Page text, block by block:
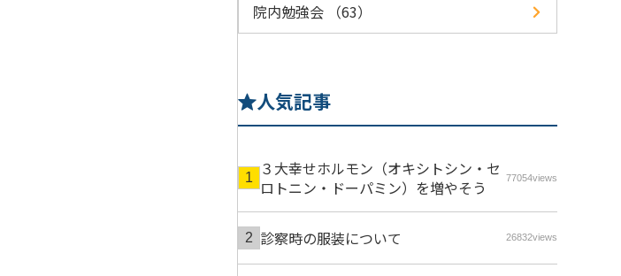
院内勉強会 （63）
人気記事
３大幸せホルモン（オキシトシン・セ
ロトニン・ドーパミン）を増やそう
77054views
診察時の服装について 26832views